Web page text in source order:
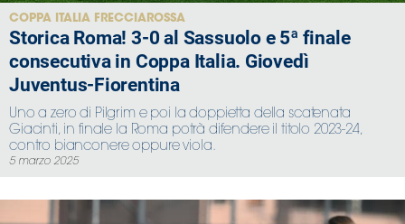
COPPA ITALIA FRECCIAROSSA
Storica Roma! 3-0 al Sassuolo e 5ª finale
consecutiva in Coppa Italia. Giovedì
Juventus-Fiorentina
Uno a zero di Pilgrim e poi la doppietta della scatenata
Giacinti, in finale la Roma potrà difendere il titolo 2023-24,
contro bianconere oppure viola.
5 marzo 2025